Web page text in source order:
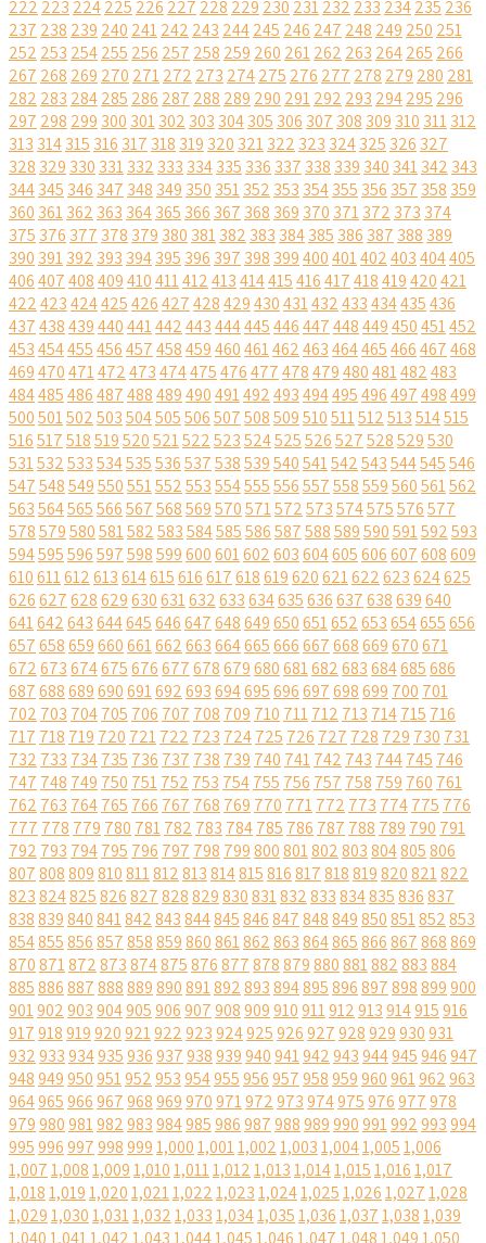
222 223 224225 226 227 228 229 230 231232 233 234235 236
237 238 239 240 241242 243 244245 246 247 248 249 250 251
252 253 254255 256 257 258 259 260 261262 263 264265 266
267 268 269 270 271272 273 274275 276 277 278 279 280 281
282 283 284285 286 287 288 289 290 291292 293 294295 296
297 298 299 300 301302 303 304305 306 307 308 309 310 311312
313 314315 316 317 318 319 320 321322 323 324325 326 327
328 329 330 331332 333 334335 336 337 338 339 340 341342 343
344345 346 347 348 349 350 351352 353 354355 356 357 358 359
360 361362 363 364365 366 367 368 369 370 371372 373 374
375 376 377 378 379 380 381382 383 384385 386 387 388 389
390 391392 393 394395 396 397 398 399400401402403404405
406407408409410411412413414415416417418419420421
422423424425426427428429430431432433434435436
437438439440441442443444445446447448449450451452
453454455456457458459460461462463464465466467468
469470471472473474475476477478479480481482483
484485486487488489490491492493494495496497498499
500501502503504505506507508509510511512513514515
516517518519520521522523524525526527528529530
531532533534535536537538539540541542543544545546
547548549550551552553554555556557558559560561562
563564565566567568569570571572573574575576577
578579580581582583584585586587588589590591592593
594595596597598599600601602603604605606607608609
610611612613614615616617618619620621622623624625
626627628629630631632633634635636637638639640
641642643644645646647648649650651652653654655656
657658659660661662663664665666667668669670671
672673674675676677678679680681682683684685686
687688689690691692693694695696697698699 700 701
702 703 704705 706 707 708 709 710 711712 713 714715 716
717 718 719 720 721722 723 724725 726 727 728 729 730 731
732 733 734735 736 737 738 739 740 741742 743 744745 746
747 748 749 750 751752 753 754755 756 757 758 759 760 761
762 763 764765 766 767 768 769 770 771772 773 774775 776
777 778 779 780 781782 783 784785 786 787 788 789 790 791
792 793 794795 796 797 798 799800801802803804805806
807808809810811812813814815816817818819820821822
823824825826827828829830831832833834835836837
838839840841842843844845846847848849850851852853
854855856857858859860861862863864865866867868869
870871872873874875876877878879880881882883884
885886887888889890891892893894895896897898899900
901902903904905906907908909910911912913914915916
917918919920921922923924925926927928929930931
932933934935936937938939940941942943944945946947
948949950951952953954955956957958959960961962963
964965966967968969970971972973974975976977978
979980981982983984985986987988989990991992993994
9959969979989991,0001,0011,0021,0031,0041,0051,006
1,0071,0081,0091,0101,0111,0121,0131,0141,0151,0161,017
1,0181,0191,0201,0211,0221,0231,0241,0251,0261,0271,028
1,0291,0301,0311,0321,0331,0341,0351,0361,0371,0381,039